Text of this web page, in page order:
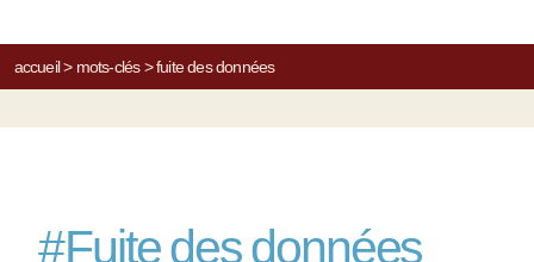
accueil> mots-clés> fuite des données
#Fuite des données